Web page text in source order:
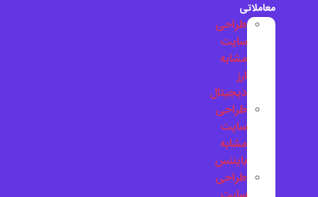
معاملاتی
طراحی
سایت
مشابه
ارز
دیجیتال
طراحی
سایت
مشابه
بایننس
طراحی